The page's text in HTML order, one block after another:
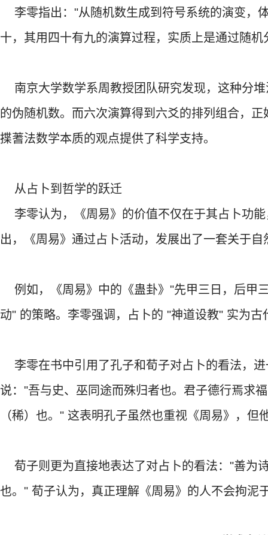
李零指出："从随机数生成到符号系统的演变，
十，其用四十有九的演算过程，实质上是通过随
南京大学数学系周教授团队研究发现，这种分
的伪随机数。而六次演算得到六爻的排列组合，
揲蓍法数学本质的观点提供了科学支持。
从占卜到哲学的跃迁
李零认为，《周易》的价值不仅在于其占卜功
出，《周易》通过占卜活动，发展出了一套关于
例如，《周易》中的《蛊卦》"先甲三日，后甲
动" 的策略。李零强调，占卜的 "神道设教" 实为
李零在书中引用了孔子和荀子对占卜的看法，
说："吾与史、巫同途而殊归者也。君子德行焉求
（稀）也。" 这表明孔子虽然也重视《周易》，
荀子则更为直接地表达了对占卜的看法："善为
也。" 荀子认为，真正理解《周易》的人不会拘泥